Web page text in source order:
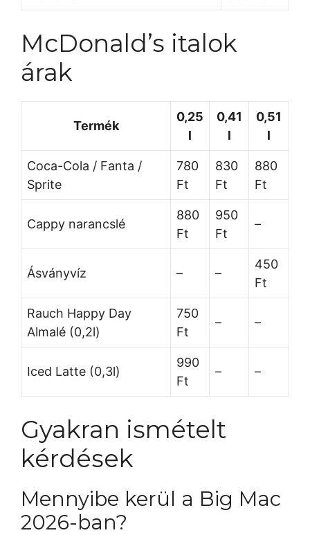
McDonald’s italok
árak
Termék
0,25
l
0,41
l
0,51
l
Coca-Cola / Fanta /
Sprite
780
Ft
830
Ft
880
Ft
Cappy narancslé
880
Ft
950
Ft
–
Ásványvíz – –
450
Ft
Rauch Happy Day
Almalé (0,2l)
750
Ft
– –
Iced Latte (0,3l)
990
Ft
– –
Gyakran ismételt
kérdések
Mennyibe kerül a Big Mac
2026-ban?